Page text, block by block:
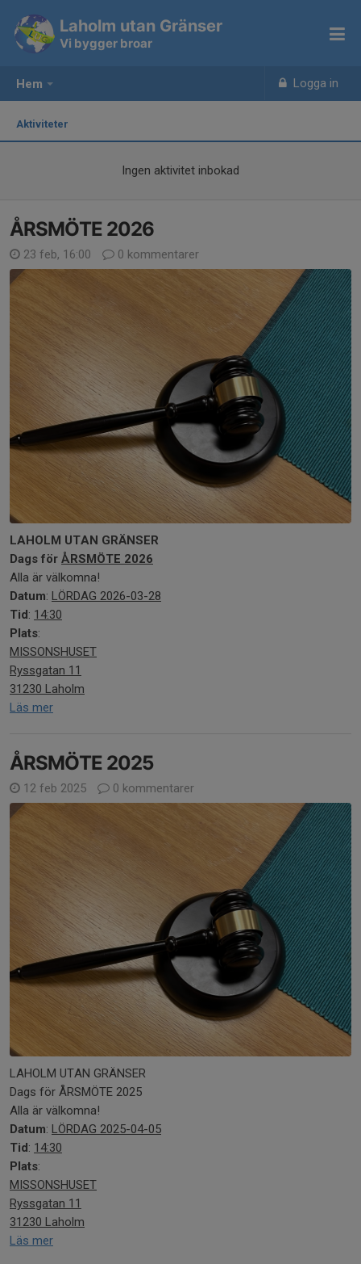
Hem Logga in
Laholm utan Gränser
Vi bygger broar
Aktiviteter
Ingen aktivitet inbokad
ÅRSMÖTE 2026
23 feb, 16:00 0 kommentarer
LAHOLM UTAN GRÄNSER
Dags för ÅRSMÖTE 2026
Alla är välkomna!
Datum: LÖRDAG 2026-03-28
Tid: 14:30
Plats:
MISSONSHUSET
Ryssgatan 11
31230 Laholm
Läs mer
ÅRSMÖTE 2025
12 feb 2025 0 kommentarer
LAHOLM UTAN GRÄNSER
Dags för ÅRSMÖTE 2025
Alla är välkomna!
Datum: LÖRDAG 2025-04-05
Tid: 14:30
Plats:
MISSONSHUSET
Ryssgatan 11
31230 Laholm
Läs mer